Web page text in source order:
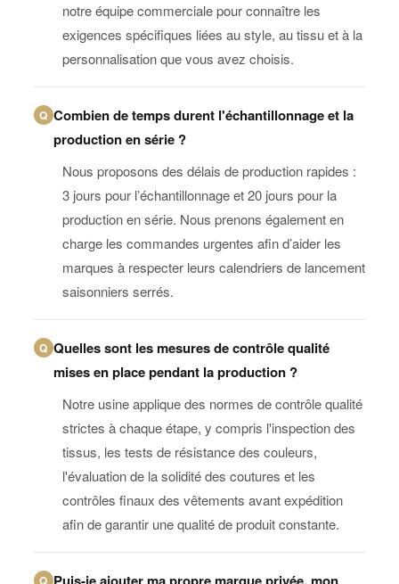
notre équipe commerciale pour connaître les
exigences spécifiques liées au style, au tissu et à la
personnalisation que vous avez choisis.
Q Combien de temps durent l'échantillonnage et la
production en série ?
Nous proposons des délais de production rapides :
3 jours pour l’échantillonnage et 20 jours pour la
production en série. Nous prenons également en
charge les commandes urgentes afin d’aider les
marques à respecter leurs calendriers de lancement
saisonniers serrés.
Q Quelles sont les mesures de contrôle qualité
mises en place pendant la production ?
Notre usine applique des normes de contrôle qualité
strictes à chaque étape, y compris l'inspection des
tissus, les tests de résistance des couleurs,
l'évaluation de la solidité des coutures et les
contrôles finaux des vêtements avant expédition
afin de garantir une qualité de produit constante.
Q